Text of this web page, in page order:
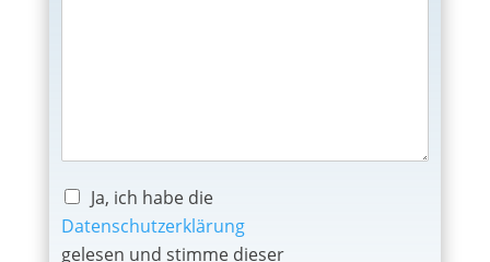
Ja, ich habe die
Datenschutzerklärung
gelesen und stimme dieser